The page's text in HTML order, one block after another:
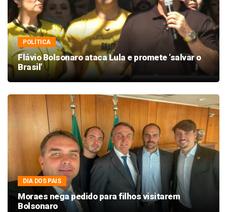
POLÍTICA
Flávio Bolsonaro ataca Lula e promete ‘salvar o
Brasil’
DIA DOS PAIS
Moraes nega pedido para filhos visitarem
Bolsonaro